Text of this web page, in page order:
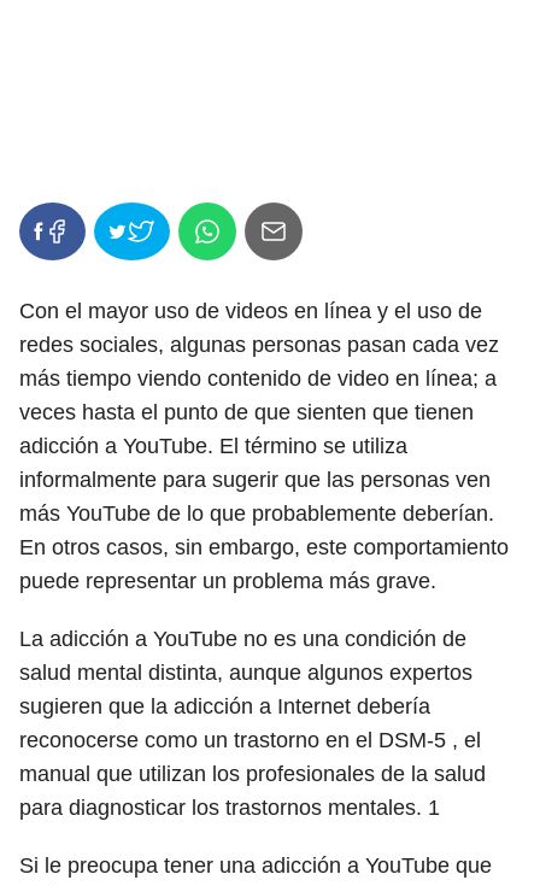
Con el mayor uso de videos en línea y el uso de
redes sociales, algunas personas pasan cada vez
más tiempo viendo contenido de video en línea; a
veces hasta el punto de que sienten que tienen
adicción a YouTube. El término se utiliza
informalmente para sugerir que las personas ven
más YouTube de lo que probablemente deberían.
En otros casos, sin embargo, este comportamiento
puede representar un problema más grave.
La adicción a YouTube no es una condición de
salud mental distinta, aunque algunos expertos
sugieren que la adicción a Internet debería
reconocerse como un trastorno en el DSM-5 , el
manual que utilizan los profesionales de la salud
para diagnosticar los trastornos mentales. 1
Si le preocupa tener una adicción a YouTube que